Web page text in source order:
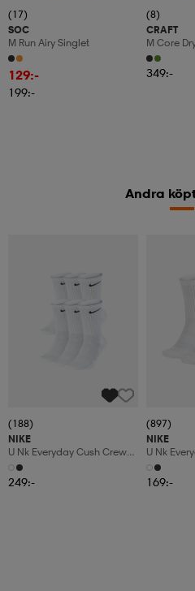
(17)
SOC
M Run Airy Singlet
129:-
199:-
(8)
CRAFT
M Core
349:-
Andra
(188)
NIKE
U Nk Everyday Cush Crew
6pr-Bd
249:-
(897)
NIKE
U Nk
3pr
169:-